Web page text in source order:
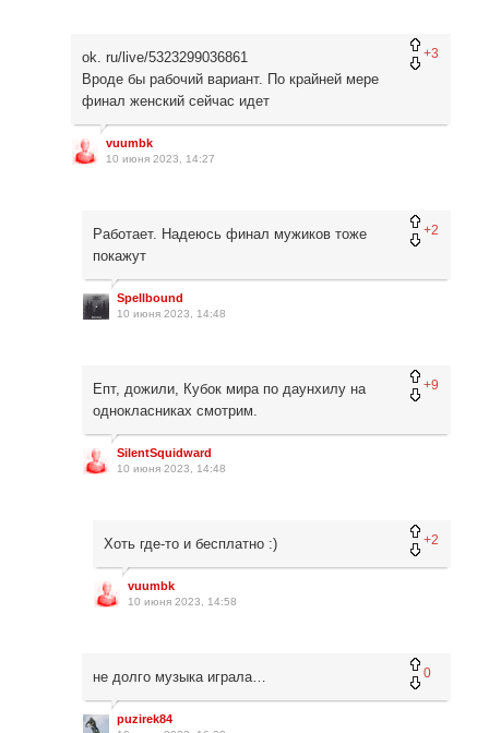
+3
ok. ru/live/5323299036861
Вроде бы рабочий вариант. По крайней мере
финал женский сейчас идет
vuumbk
10 июня 2023, 14:27
+2
Работает. Надеюсь финал мужиков тоже
покажут
Spellbound
10 июня 2023, 14:48
+9
Епт, дожили, Кубок мира по даунхилу на
однокласниках смотрим.
SilentSquidward
10 июня 2023, 14:48
+2
Хоть где-то и бесплатно :)
vuumbk
10 июня 2023, 14:58
0
не долго музыка играла…
puzirek84